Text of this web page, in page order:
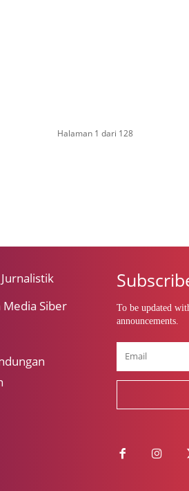
Halaman 1 dari 128
Siber
To be updated
announcements.